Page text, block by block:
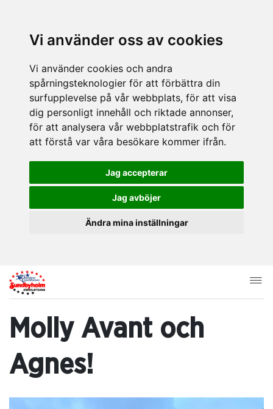
Vi använder oss av cookies
Vi använder cookies och andra
spårningsteknologier för att förbättra din
surfupplevelse på vår webbplats, för att visa
dig personligt innehåll och riktade annonser,
för att analysera vår webbplatstrafik och för
att förstå var våra besökare kommer ifrån.
Jag accepterar
Jag avböjer
Ändra mina inställningar
Molly Avant och
Agnes!